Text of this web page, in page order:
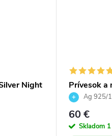
Night
Prívesok a
opálom a
ružová
Ag 925/
60 €
Skladom